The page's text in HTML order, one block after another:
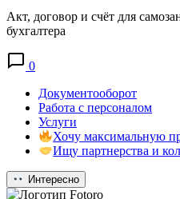
Акт, договор и счёт для
бухгалтера
0
Документооборот
Работа с персоналом
Услуги
Хочу максимальную
Ищу партнерства и
Интересно